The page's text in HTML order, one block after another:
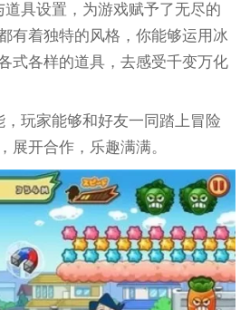
具设置，为游戏赋予了无尽的
有着独特的风格，你能够运用冰
式各样的道具，去感受千变万化
玩家能够和好友一同踏上冒险
展开合作，乐趣满满。